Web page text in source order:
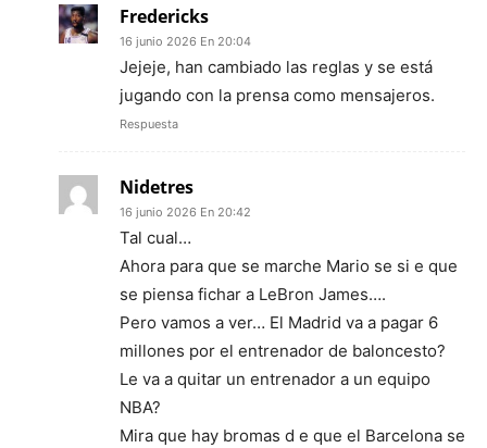
Fredericks
16 junio 2026 En 20:04
Jejeje, han cambiado las reglas y se está
jugando con la prensa como mensajeros.
Respuesta
Nidetres
16 junio 2026 En 20:42
Tal cual…
Ahora para que se marche Mario se si e que
se piensa fichar a LeBron James….
Pero vamos a ver… El Madrid va a pagar 6
millones por el entrenador de baloncesto?
Le va a quitar un entrenador a un equipo
NBA?
Mira que hay bromas d e que el Barcelona se